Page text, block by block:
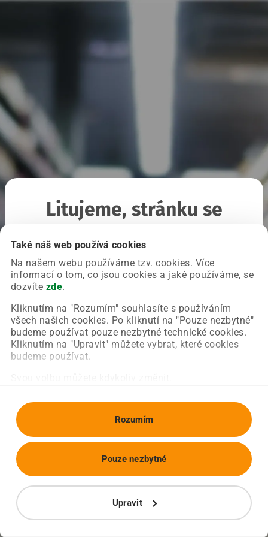
Také náš web používá cookies
Na našem webu používáme tzv. cookies. Více
informací o tom, co jsou cookies a jaké používáme, se
dozvíte zde.
Kliknutím na "Rozumím" souhlasíte s používáním
všech našich cookies. Po kliknutí na "Pouze nezbytné"
budeme používat pouze nezbytné technické cookies.
Kliknutím na "Upravit" můžete vybrat, které cookies
budeme používat.
Rozumím
Upravit
Pouze nezbytné
Litujeme, stránku se
Chyba nastala na naší straně a už ji opravujeme.
Zkuste prosím znovu načíst požadovanou stránku.
Obnovit stránku Úvodní strana